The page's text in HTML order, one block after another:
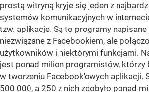
prostą witryną kryje się jeden z
systemów komunikacyjnych w
tzw. aplikacje. Są to programy
niezwiązane z Facebookiem, ale
użytkowników i niektórymi funkcjami.
jest ponad milion programistów, którzy
w tworzeniu Facebook'owych aplikacji.
500 000, a 250 z nich zdobyło ponad